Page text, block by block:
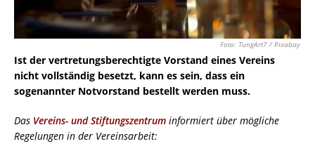
Foto: TungArt7 / Pixabay
Ist der vertretungsberechtigte Vorstand eines Vereins
nicht vollständig besetzt, kann es sein, dass ein
sogenannter Notvorstand bestellt werden muss.
Das Vereins- und Stiftungszentrum informiert über mögliche
Regelungen in der Vereinsarbeit: